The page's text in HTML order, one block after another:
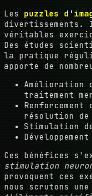
Les puzzles
divertissements.
véritables
Des études
la pratique
apporte de
Amélioration
traitement
Renforcement
résolution de
Stimulation
Ces bénéfices
stimulation
provoquent ces
nous scrutons